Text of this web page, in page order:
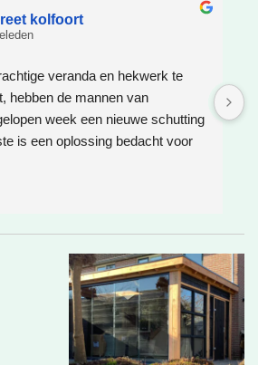
kolfoort
veranda en hekwerk te
hebben de mannen van
week een nieuwe schutting
is een oplossing bedacht voor